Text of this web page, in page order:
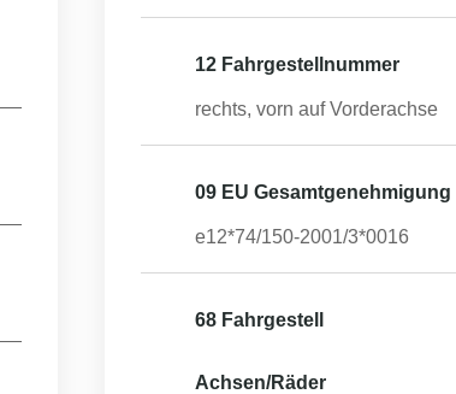
12 Fahrgestellnummer
rechts, vorn auf Vorderachse
09 EU Gesamtgenehmigung
e12*74/150-2001/3*0016
68 Fahrgestell
Achsen/Räder